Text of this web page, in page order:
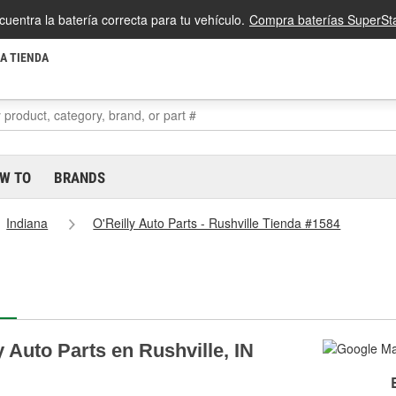
la batería correcta para tu vehículo. Compra baterías
TIENDA
TO BRANDS
Indiana O'Reilly Auto Parts - Rushville Tienda #1584
Parts en Rushville, IN